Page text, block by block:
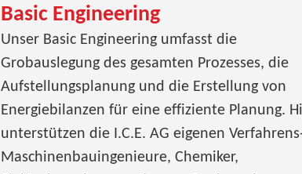
Basic Engineering
Unser Basic Engineering umfasst die
Grobauslegung des gesamten Prozesses, die
Aufstellungsplanung und die Erstellung von
Energiebilanzen für eine effiziente Planung.
unterstützen die I.C.E. AG eigenen
Maschinenbauingenieure, Chemiker,